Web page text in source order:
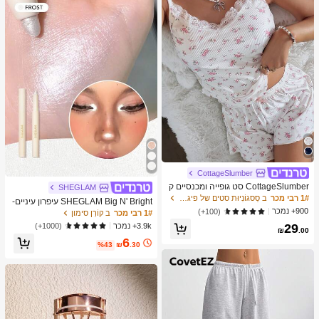
CottageSlumber
CottageSlumber סט גופייה ומכנסיים ק
צרים סרוגים עם שוליים נצנצים וקונטרס
ט תחרה
1# רבי מכר
900+ נמכר
(100+)
₪29.00
SHEGLAM
SHEGLAM Big N' Bright עיפרון עיניים-
Frost מותג יופי קוסמטיקה איפור לנשים ו
לנערות
1# רבי מכר
ב קוֹרֵן סימון
3.9k+ נמכר
(1000+)
₪6.30
%43